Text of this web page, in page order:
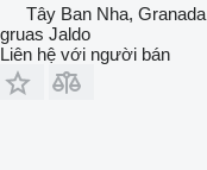
Tây Ban Nha, Granada
gruas Jaldo
Liên hệ với người bán